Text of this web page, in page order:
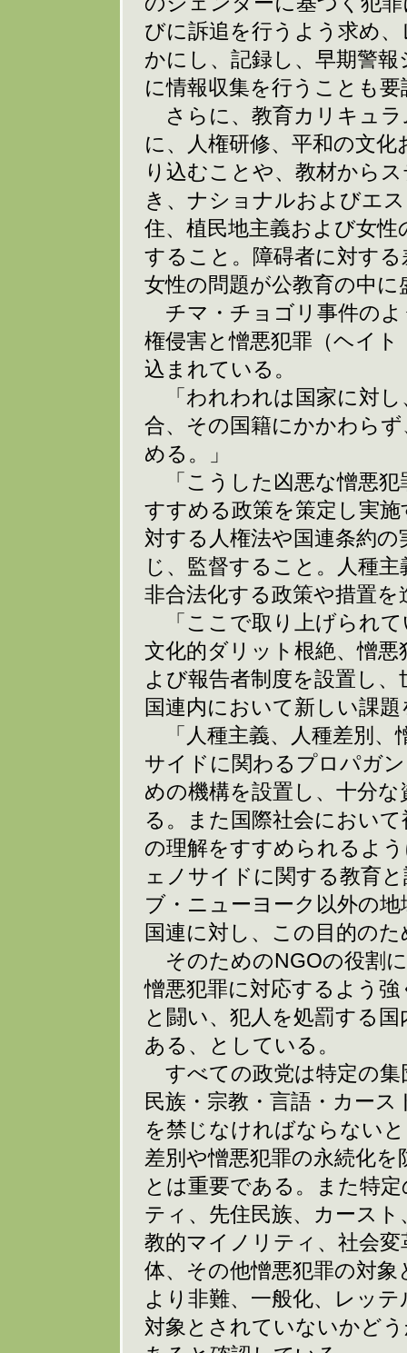
びに訴追を行うよう求め
かにし、記録し、早期警
に情報収集を行うことも要
さらに、教育カリキュラ
に、人権研修、平和の文
り込むことや、教材から
き、ナショナルおよびエ
住、植民地主義および女
すること。障碍者に対す
女性の問題が公教育の中
チマ・チョゴリ事件のよ
権侵害と憎悪犯罪（ヘイ
込まれている。
「われわれは国家に対し
合、その国籍にかかわら
める。」
「こうした凶悪な憎悪犯
すすめる政策を策定し実
対する人権法や国連条約
じ、監督すること。人種
非合法化する政策や措置
「ここで取り上げられて
文化的ダリット根絶、憎
よび報告者制度を設置し
国連内において新しい課
「人種主義、人種差別、
サイドに関わるプロパガ
めの機構を設置し、十分
る。また国際社会におい
の理解をすすめられるよ
ェノサイドに関する教育
ブ・ニューヨーク以外の
国連に対し、この目的の
そのためのNGOの役割
憎悪犯罪に対応するよう
と闘い、犯人を処罰する
ある、としている。
すべての政党は特定の集
民族・宗教・言語・カー
を禁じなければならない
差別や憎悪犯罪の永続化
とは重要である。また特
ティ、先住民族、カース
教的マイノリティ、社会
体、その他憎悪犯罪の対
より非難、一般化、レッ
対象とされていないかど